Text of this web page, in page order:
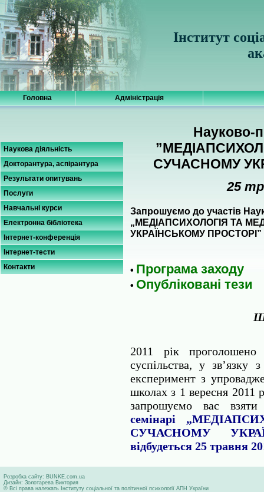
Інститут
Головна Адміністрація
Наукова діяльність
Докторантура, аспірантура
Результати опитувань
Послуги
Навчальні курси
Електронна бібліотека
Інтернет-конференція
Інтернет-тести
Контакти
Науково-
СУЧАСНОМУ
25
Запрошуємо до участів
„МЕДІАПСИХОЛОГІЯ ТА
УКРАЇНСЬКОМУ ПРОСТОРІ”
• Програма заходу
• Опубліковані тези
2011 рік проголошено
суспільства, у зв’язку
експеримент з
школах з 1 вересня 2011
запрошуємо вас
семінарі
СУЧАСНОМУ
відбудеться 25 травня
Розробка сайту: BUNKE.com.ua
Дизайн: Золотарева Виктория
© Всі права належать Інституту соціальної та політичної психології АПН України